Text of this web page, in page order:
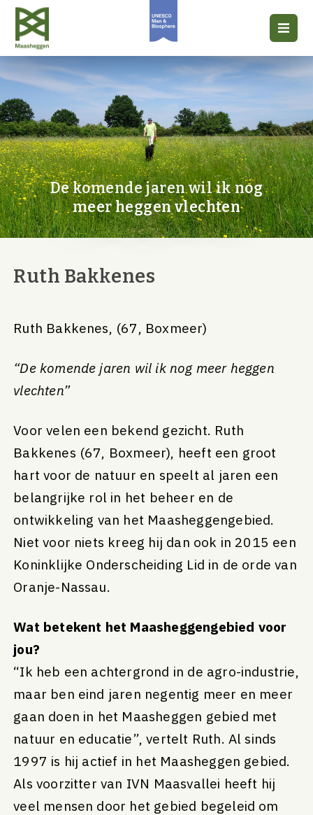
De komende jaren wil ik nog
meer heggen vlechten
Ruth Bakkenes
Ruth Bakkenes, (67, Boxmeer)
“De komende jaren wil ik nog meer heggen
vlechten”
Voor velen een bekend gezicht. Ruth
Bakkenes (67, Boxmeer), heeft een groot
hart voor de natuur en speelt al jaren een
belangrijke rol in het beheer en de
ontwikkeling van het Maasheggengebied.
Niet voor niets kreeg hij dan ook in 2015 een
Koninklijke Onderscheiding Lid in de orde van
Oranje-Nassau.
Wat betekent het Maasheggengebied voor
jou?
“Ik heb een achtergrond in de agro-industrie,
maar ben eind jaren negentig meer en meer
gaan doen in het Maasheggen gebied met
natuur en educatie”, vertelt Ruth. Al sinds
1997 is hij actief in het Maasheggen gebied.
Als voorzitter van IVN Maasvallei heeft hij
veel mensen door het gebied begeleid om